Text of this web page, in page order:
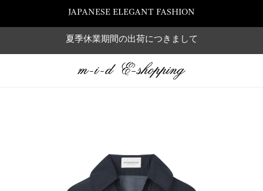
JAPANESE ELEGANT FASHION
夏季休業期間の出荷につきまして